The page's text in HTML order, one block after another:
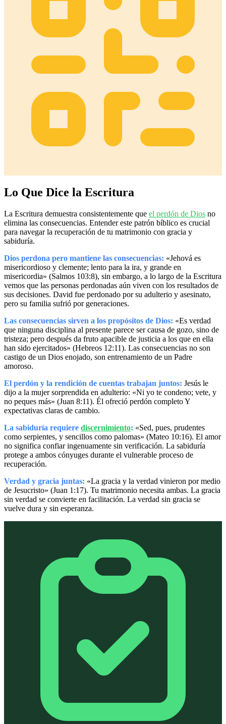
Lo Que Dice la Escritura
La Escritura demuestra consistentemente que el perdón de Dios no
elimina las consecuencias. Entender este patrón bíblico es crucial
para navegar la recuperación de tu matrimonio con gracia y
sabiduría.
Dios perdona pero mantiene las consecuencias: «Jehová es
misericordioso y clemente; lento para la ira, y grande en
misericordia» (Salmos 103:8), sin embargo, a lo largo de la Escritura
vemos que las personas perdonadas aún viven con los resultados de
sus decisiones. David fue perdonado por su adulterio y asesinato,
pero su familia sufrió por generaciones.
Las consecuencias sirven a los propósitos de Dios: «Es verdad
que ninguna disciplina al presente parece ser causa de gozo, sino de
tristeza; pero después da fruto apacible de justicia a los que en ella
han sido ejercitados» (Hebreos 12:11). Las consecuencias no son
castigo de un Dios enojado, son entrenamiento de un Padre
amoroso.
El perdón y la rendición de cuentas trabajan juntos: Jesús le
dijo a la mujer sorprendida en adulterio: «Ni yo te condeno; vete, y
no peques más» (Juan 8:11). Él ofreció perdón completo Y
expectativas claras de cambio.
La sabiduría requiere discernimiento: «Sed, pues, prudentes
como serpientes, y sencillos como palomas» (Mateo 10:16). El amor
no significa confiar ingenuamente sin verificación. La sabiduría
protege a ambos cónyuges durante el vulnerable proceso de
recuperación.
Verdad y gracia juntas: «La gracia y la verdad vinieron por medio
de Jesucristo» (Juan 1:17). Tu matrimonio necesita ambas. La gracia
sin verdad se convierte en facilitación. La verdad sin gracia se
vuelve dura y sin esperanza.